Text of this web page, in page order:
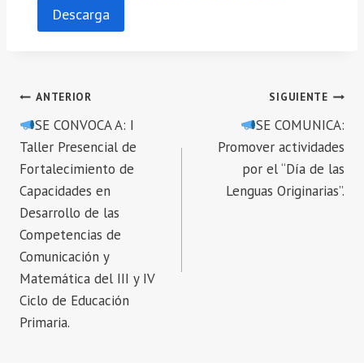
Descarga
Navegación
de
entradas
ANTERIOR
SE CONVOCA A: I
Taller Presencial de
Fortalecimiento de
Capacidades en
Desarrollo de las
Competencias de
Comunicación y
Matemática del III y IV
Ciclo de Educación
Primaria.
SIGUIENTE
SE COMUNICA:
Promover actividades
por el “Día de las
Lenguas Originarias”.